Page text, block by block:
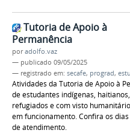
Tutoria de Apoio à
Permanência
poradolfo.vaz
— publicado 09/05/2025
— registrado em: secafe, prograd,
Atividades da Tutoria de Apoio à
de estudantes indígenas,
refugiados e com visto
em funcionamento. Confira os
de atendimento.